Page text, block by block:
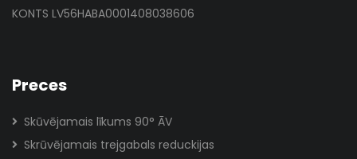
KONTS LV56HABA0001408038606
Preces
Skūvējamais līkums 90° ĀV
Skrūvējamais trejgabals reduckijas